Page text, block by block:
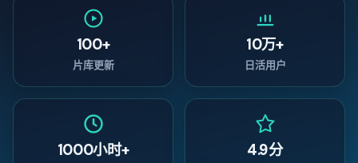
100+
片库更新
10万+
日活用户
1000小时+ 4.9分